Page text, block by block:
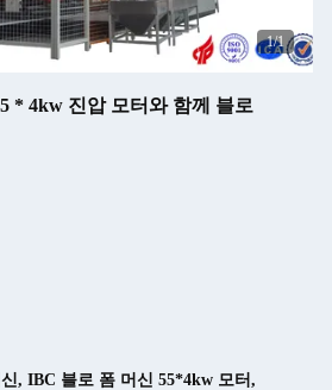
1/1
* 4kw 진압 모터와 함께 블로
, IBC 블로 폼 머신 55*4kw 모터 ,